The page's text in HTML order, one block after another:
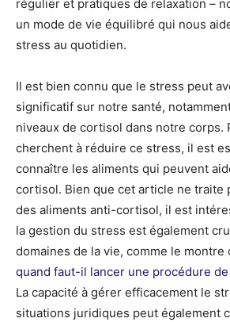
régulier et pratiques de relaxation –
un mode de vie équilibré qui nous
stress au quotidien.
Il est bien connu que le stress peut
significatif sur notre santé,
niveaux de cortisol dans notre corps.
cherchent à réduire ce stress, il est
connaître les aliments qui peuvent
cortisol. Bien que cet article ne traite
des aliments anti-cortisol, il est
la gestion du stress est également
domaines de la vie, comme le
quand faut-il lancer une procédure
La capacité à gérer efficacement le
situations juridiques peut également